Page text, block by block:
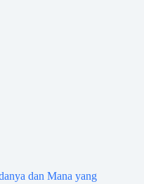
dan Mana yang